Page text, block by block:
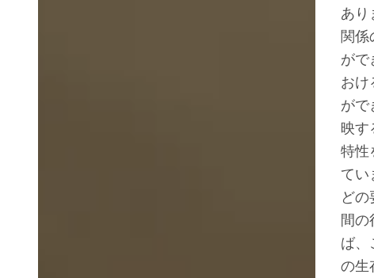
あり
関係
がで
おけ
がで
映す
特性
てい
ど
間の
ば、
の生